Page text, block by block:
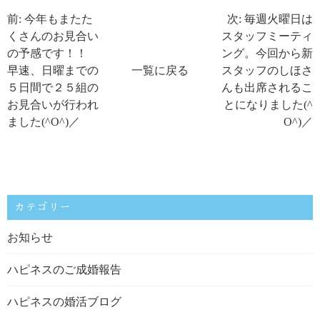
前: 今年もまたた
くさんのお見合い
の予感です！！
早速、日曜までの
５日間で２５組の
お見合いが行われ
ました(^O^)／
一覧に戻る
次: 毎週火曜日は
スタッフミーティ
ング。今回から新
スタッフのしほさ
んも出席されるこ
とになりました(^
O^)／
カテゴリー
お知らせ
ハピネスのご成婚報告
ハピネスの婚活ブログ